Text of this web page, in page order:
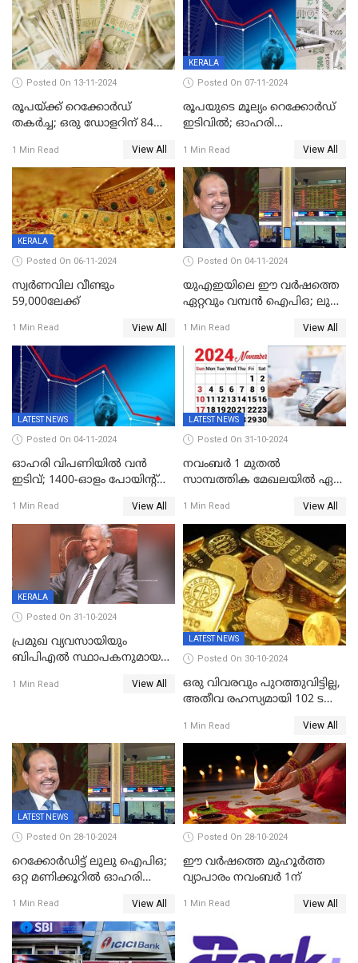
Posted On 13-11-2024
രൂപയ്ക്ക് റെക്കോർഡ്
തകര്‍ച്ച; ഒരു ഡോളറിന് 84
വിനിമയ മൂല്യം
1 Min Read View All
KERALA
Posted On 07-11-2024
രൂപയുടെ മൂല്യം റെക്കോർഡ്
ഇടിവിൽ; ഓഹരി
സെന്‍സെക്‌സ് 80,000ല്‍
താഴെ
1 Min Read View All
KERALA
Posted On 06-11-2024
സ്വര്‍ണവില വീണ്ടും
59,000ലേക്ക്
1 Min Read View All
Posted On 04-11-2024
യുഎഇയിലെ ഈ വർഷത്തെ
ഏറ്റവും വമ്പൻ ഐപിഒ; ലുലു
സമാപനം,വൻ ഡിമാൻഡ്;
വിൽപന 30
ശതമാനത്തിലേക്ക് ഉയർത്തി
1 Min Read View All
LATEST NEWS
Posted On 04-11-2024
ഓഹരി വിപണിയിൽ വൻ
ഇടിവ്; 1400-ഓളം പോയിൻ്റ്
സെൻസെക്സ്;രൂപയുടെ
മൂല്യം വീണ്ടും റെക്കോര്‍ഡ്
താഴ്ചയില്‍
1 Min Read View All
LATEST NEWS
Posted On 31-10-2024
നവംബർ 1 മുതൽ
സാമ്പത്തിക മേഖലയിൽ ഏഴ്
ടിക്കറ്റ് ബുക്കിംഗ് മുതൽ
എൽപിജി വരെ...
1 Min Read View All
KERALA
Posted On 31-10-2024
പ്രമുഖ വ്യവസായിയും
ബിപിഎല്‍ സ്ഥാപകനുമായ
1 Min Read View All
LATEST NEWS
Posted On 30-10-2024
ഒരു വിവരവും പുറത്തുവിട്ടില്ല,
അതീവ രഹസ്യമായി 102 ടൺ
ഇന്ത്യയിലേക്കെത്തിച്ചു
1 Min Read View All
LATEST NEWS
Posted On 28-10-2024
റെക്കോർഡിട്ട് ലുലു ഐപിഒ;
ഒറ്റ മണിക്കൂറിൽ ഓഹരി
നിന്നും വാങ്ങാം, ഓഹരിക്ക്
വില 2.04 ദിർഹം വരെ
1 Min Read View All
Posted On 28-10-2024
ഈ വർഷത്തെ മുഹൂർത്ത
വ്യാപാരം നവംബർ 1ന്
1 Min Read View All